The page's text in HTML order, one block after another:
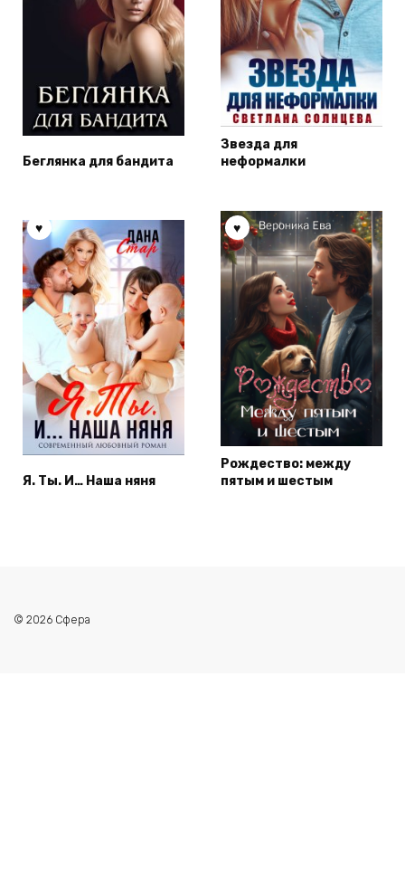
Беглянка для бандита
Звезда для
неформалки
Я. Ты. И… Наша няня
Рождество: между
пятым и шестым
© 2026 Сфера